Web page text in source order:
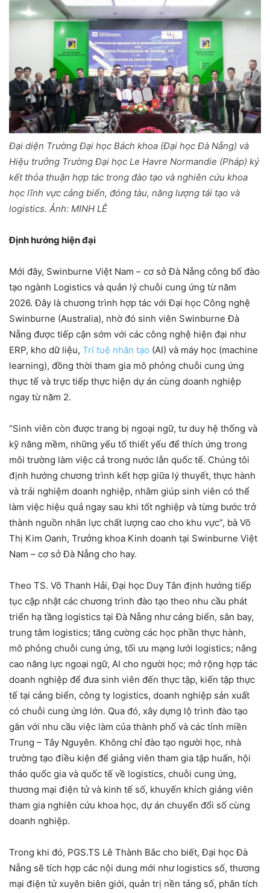
Đại diện Trường Đại học Bách khoa (Đại học Đà Nẵng) và
Hiệu trưởng Trường Đại học Le Havre Normandie (Pháp) ký
kết thỏa thuận hợp tác trong đào tạo và nghiên cứu khoa
học lĩnh vực cảng biển, đóng tàu, năng lượng tái tạo và
logistics. Ảnh: MINH LÊ
Định hướng hiện đại
Mới đây, Swinburne Việt Nam – cơ sở Đà Nẵng công bố đào
tạo ngành Logistics và quản lý chuỗi cung ứng từ năm
2026. Đây là chương trình hợp tác với Đại học Công nghệ
Swinburne (Australia), nhờ đó sinh viên Swinburne Đà
Nẵng được tiếp cận sớm với các công nghệ hiện đại như
ERP, kho dữ liệu, Trí tuệ nhân tạo (AI) và máy học (machine
learning), đồng thời tham gia mô phỏng chuỗi cung ứng
thực tế và trực tiếp thực hiện dự án cùng doanh nghiệp
ngay từ năm 2.
“Sinh viên còn được trang bị ngoại ngữ, tư duy hệ thống và
kỹ năng mềm, những yếu tố thiết yếu để thích ứng trong
môi trường làm việc cả trong nước lẫn quốc tế. Chúng tôi
định hướng chương trình kết hợp giữa lý thuyết, thực hành
và trải nghiệm doanh nghiệp, nhằm giúp sinh viên có thể
làm việc hiệu quả ngay sau khi tốt nghiệp và từng bước trở
thành nguồn nhân lực chất lượng cao cho khu vực”, bà Võ
Thị Kim Oanh, Trưởng khoa Kinh doanh tại Swinburne Việt
Nam – cơ sở Đà Nẵng cho hay.
Theo TS. Võ Thanh Hải, Đại học Duy Tân định hướng tiếp
tục cập nhật các chương trình đào tạo theo nhu cầu phát
triển hạ tầng logistics tại Đà Nẵng như cảng biển, sân bay,
trung tâm logistics; tăng cường các học phần thực hành,
mô phỏng chuỗi cung ứng, tối ưu mạng lưới logistics; nâng
cao năng lực ngoại ngữ, AI cho người học; mở rộng hợp tác
doanh nghiệp để đưa sinh viên đến thực tập, kiến tập thực
tế tại cảng biển, công ty logistics, doanh nghiệp sản xuất
có chuỗi cung ứng lớn. Qua đó, xây dựng lộ trình đào tạo
gắn với nhu cầu việc làm của thành phố và các tỉnh miền
Trung – Tây Nguyên. Không chỉ đào tạo người học, nhà
trường tạo điều kiện để giảng viên tham gia tập huấn, hội
thảo quốc gia và quốc tế về logistics, chuỗi cung ứng,
thương mại điện tử và kinh tế số, khuyến khích giảng viên
tham gia nghiên cứu khoa học, dự án chuyển đổi số cùng
doanh nghiệp.
Trong khi đó, PGS.TS Lê Thành Bắc cho biết, Đại học Đà
Nẵng sẽ tích hợp các nội dung mới như logistics số, thương
mại điện tử xuyên biên giới, quản trị nền tảng số, phân tích